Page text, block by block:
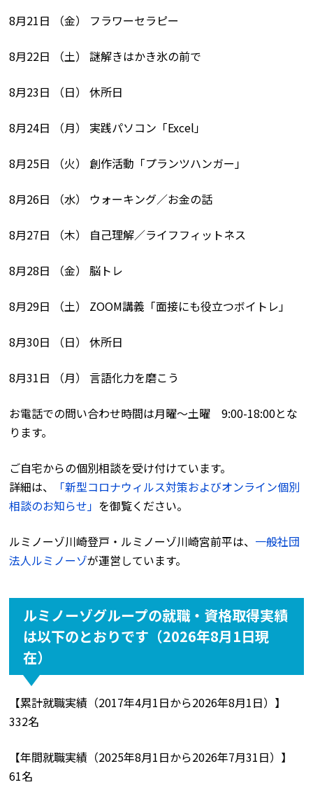
8月21日 （金） フラワーセラピー
8月22日 （土） 謎解きはかき氷の前で
8月23日 （日） 休所日
8月24日 （月） 実践パソコン「Excel」
8月25日 （火） 創作活動「プランツハンガー」
8月26日 （水） ウォーキング／お金の話
8月27日 （木） 自己理解／ライフフィットネス
8月28日 （金） 脳トレ
8月29日 （土） ZOOM講義「面接にも役立つボイトレ」
8月30日 （日） 休所日
8月31日 （月） 言語化力を磨こう
お電話での問い合わせ時間は月曜〜土曜 9:00-18:00とな
ります。
ご自宅からの個別相談を受け付けています。
詳細は、
「新型コロナウィルス対策およびオンライン個別
相談のお知らせ」 を御覧ください。
ルミノーゾ川崎登戸・ルミノーゾ川崎宮前平は、 一般社団
法人ルミノーゾが運営しています。
ルミノーゾグループの就職・資格取得実績
は以下のとおりです（2026年8月1日現
在）
【累計就職実績（2017年4月1日から2026年8月1日）】
332名
【年間就職実績（2025年8月1日から2026年7月31日）】
61名